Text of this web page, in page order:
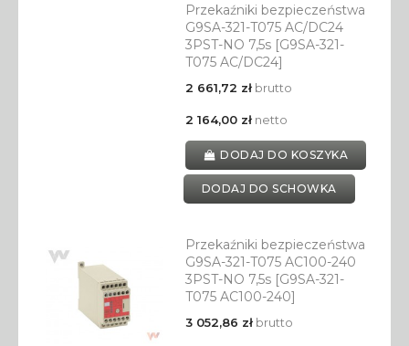
Przekaźniki bezpieczeństwa
G9SA-321-T075 AC/DC24
3PST-NO 7,5s [G9SA-321-
T075 AC/DC24]
2 661,72 złbrutto
2 164,00 złnetto
DODAJ DO KOSZYKA
DODAJ DO SCHOWKA
Przekaźniki bezpieczeństwa
G9SA-321-T075 AC100-240
3PST-NO 7,5s [G9SA-321-
T075 AC100-240]
3 052,86 złbrutto